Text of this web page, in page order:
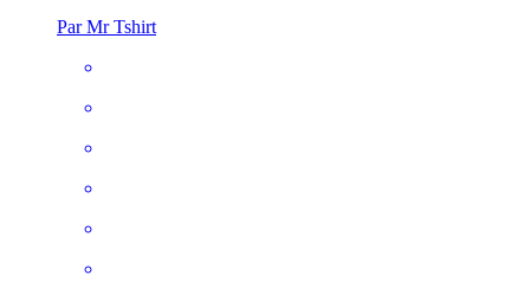
Par Mr Tshirt